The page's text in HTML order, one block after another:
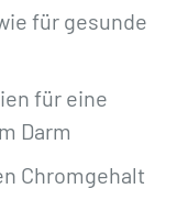
für gesunde
für eine
Darm
Chromgehalt